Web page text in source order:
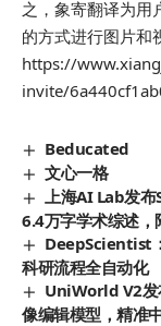
之，象寄翻译为用
的方式进行图片和
https://
invite/
Beducated
文心一格
上海AI Lab发
6.4万字学术综述，
DeepScientist
科研流程全自动化
UniWorld V2发
像编辑模型，精准